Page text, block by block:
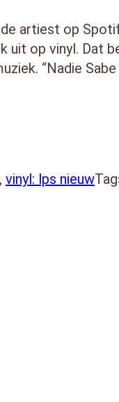
artiest op
uit op vinyl. Dat
“Nadie
, vinyl: lps nieuw